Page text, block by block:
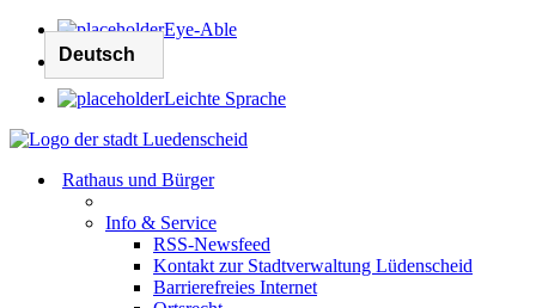
Eye-Able
Leichte Sprache
Rathaus und Bürger
Info & Service
RSS-Newsfeed
Kontakt zur Stadtverwaltung Lüdenscheid
Barrierefreies Internet